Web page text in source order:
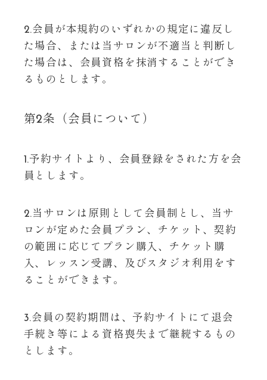
2.会員が本規約のいずれかの規定に違反し
た場合、または当サロンが不適当と判断し
た場合は、会員資格を抹消することができ
るものとします。
第2条（会員について）
1.予約サイトより、会員登録をされた方を会
員とします。
2.当サロンは原則として会員制とし、当サ
ロンが定めた会員プラン、チケット、契約
の範囲に応じてプラン購入、チケット購
入、レッスン受講、及びスタジオ利用をす
ることができます。
3.会員の契約期間は、予約サイトにて退会
手続き等による資格喪失まで継続するもの
とします。